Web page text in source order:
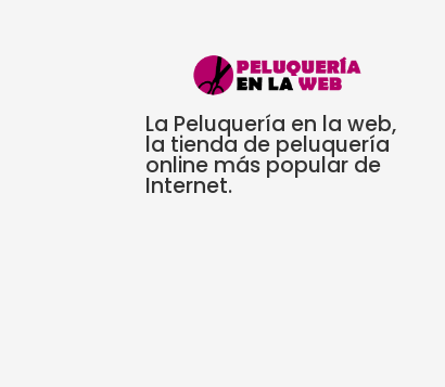
La Peluquería en la web,
la tienda de peluquería
online más popular de
Internet.